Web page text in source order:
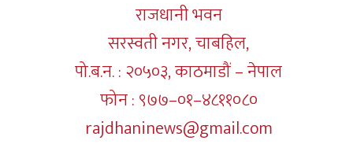
राजधानी भवन
सरस्वती नगर, चाबहिल,
पो.ब.न. : २०५०३, काठमाडौं – नेपाल
फोन : ९७७–०१–४८११०८०
rajdhaninews@gmail.com